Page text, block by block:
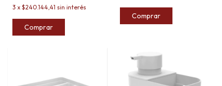
3 x $240.144,41 sin interés
Comprar
Comprar